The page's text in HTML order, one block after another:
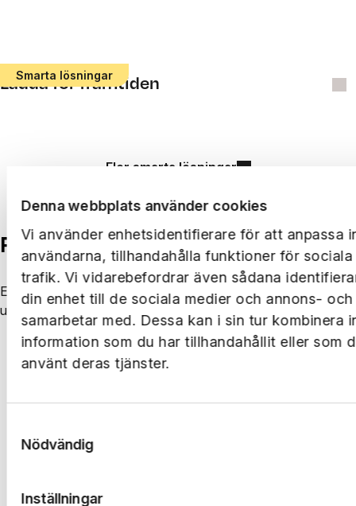
Denna webbplats använder cookies
Vi använder enhetsidentifierare för att anpassa
användarna, tillhandahålla funktioner för
trafik. Vi vidarebefordrar även sådana
din enhet till de sociala medier och annons-
samarbetar med. Dessa kan i sin tur kombinera
information som du har tillhandahållit eller som
använt deras tjänster.
Nödvändig
Inställningar
Smarta lösningar
Ladda för framtiden
Fler smarta lösningar
Följ oss på LinkedIn
Ernst Rosén utvecklas på många plan och platser. Håll dig
uppdaterad på LinkedIn.
Följ oss på LinkedIn